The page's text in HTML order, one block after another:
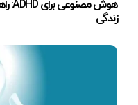
هوش مصنوعی برای ADHD: راهکاری نوین برای مدیریت تمرکز و بهبود
زندگی